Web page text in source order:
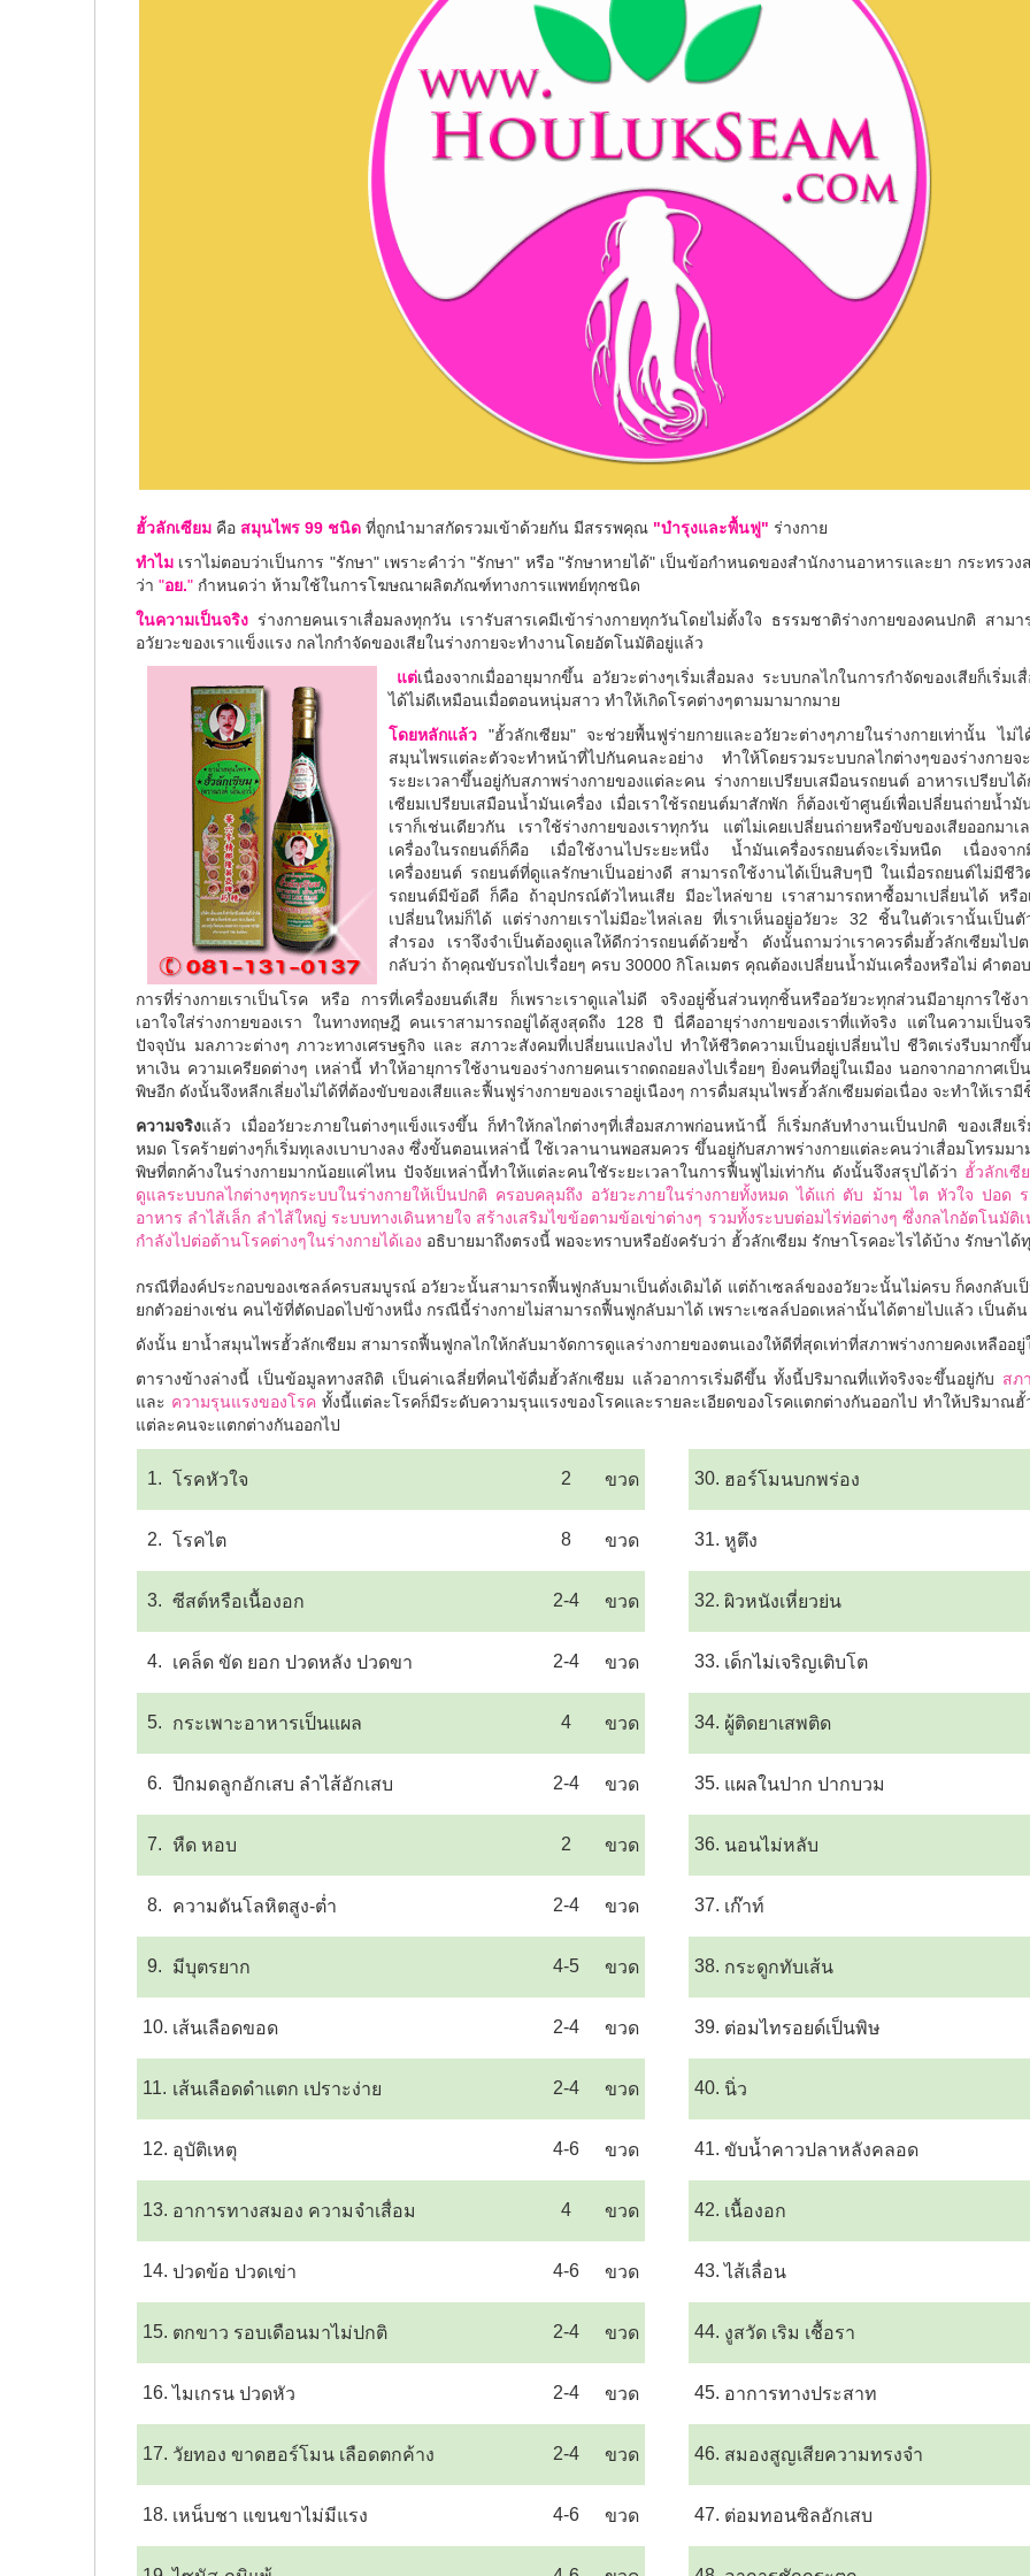
ฮั้วลักเซียม คือ สมุนไพร 99 ชนิด ที่ถูกนำมาสกัดรวมเข้าด้วยกัน มีสรรพคุณ "บำรุงและพื้นฟู" ร่างกาย
ทำไม เราไม่ตอบว่าเป็นการ "รักษา" เพราะคำว่า "รักษา" หรือ "รักษาหายได้" เป็นข้อกำหนดของสำนักงานอาหารและยา กระทรวง
ว่า "อย." กำหนดว่า ห้ามใช้ในการโฆษณาผลิตภัณฑ์ทางการแพทย์ทุกชนิด
ในความเป็นจริง ร่างกายคนเราเสื่อมลงทุกวัน เรารับสารเคมีเข้าร่างกายทุกวันโดยไม่ตั้งใจ ธรรมชาติร่างกายของคนปกติ สามา
อวัยวะของเราแข็งแรง กลไกกำจัดของเสียในร่างกายจะทำงานโดยอัตโนมัติอยู่แล้ว
แต่เนื่องจากเมื่ออายุมากขึ้น อวัยวะต่างๆเริ่มเสื่อมลง ระบบกลไกในการกำจัดของเสียก็เริ่ม
ได้ไม่ดีเหมือนเมื่อตอนหนุ่มสาว ทำให้เกิดโรคต่างๆตามมามากมาย
โดยหลักแล้ว "ฮั้วลักเซียม" จะช่วยพื้นฟูร่ายกายและอวัยวะต่างๆภายในร่างกายเท่านั้น ไม่
สมุนไพรแต่ละตัวจะทำหน้าที่ไปกันคนละอย่าง ทำให้โดยรวมระบบกลไกต่างๆของร่างกาย
ระยะเวลาขึ้นอยู่กับสภาพร่างกายของแต่ละคน ร่างกายเปรียบเสมือนรถยนต์ อาหารเปรียบไ
เซียมเปรียบเสมือนน้ำมันเครื่อง เมื่อเราใช้รถยนต์มาสักพัก ก็ต้องเข้าศูนย์เพื่อเปลี่ยนถ่ายน้ำมั
เราก็เช่นเดียวกัน เราใช้ร่างกายของเราทุกวัน แต่ไม่เคยเปลี่ยนถ่ายหรือขับของเสียออกมา
เครื่องในรถยนต์ก็คือ เมื่อใช้งานไประยะหนึ่ง น้ำมันเครื่องรถยนต์จะเริ่มหนืด เนื่องจาก
เครื่องยนต์ รถยนต์ที่ดูแลรักษาเป็นอย่างดี สามารถใช้งานได้เป็นสิบๆปี ในเมื่อรถยนต์ไม่มีชี
รถยนต์มีข้อดี ก็คือ ถ้าอุปกรณ์ตัวไหนเสีย มีอะไหล่ขาย เราสามารถหาซื้อมาเปลี่ยนได้ หรือ
เปลี่ยนใหม่ก็ได้ แต่ร่างกายเราไม่มีอะไหล่เลย ที่เราเห็นอยู่อวัยวะ 32 ชิ้นในตัวเรานั้นเป็น
สำรอง เราจึงจำเป็นต้องดูแลให้ดีกว่ารถยนต์ด้วยซ้ำ ดังนั้นถามว่าเราควรดื่มฮั้วลักเซียมไ
กลับว่า ถ้าคุณขับรถไปเรื่อยๆ ครบ 30000 กิโลเมตร คุณต้องเปลี่ยนน้ำมันเครื่องหรือไม่ คำต
การที่ร่างกายเราเป็นโรค หรือ การที่เครื่องยนต์เสีย ก็เพราะเราดูแลไม่ดี จริงอยู่ชิ้นส่วนทุกชิ้นหรืออวัยวะทุกส่วนมีอายุการใช้
เอาใจใส่ร่างกายของเรา ในทางทฤษฎี คนเราสามารถอยู่ได้สูงสุดถึง 128 ปี นี่คืออายุร่างกายของเราที่แท้จริง แต่ในความเป็น
ปัจจุบัน มลภาวะต่างๆ ภาวะทางเศรษฐกิจ และ สภาวะสังคมที่เปลี่ยนแปลงไป ทำให้ชีวิตความเป็นอยู่เปลี่ยนไป ชีวิตเร่งรีบมาก
หาเงิน ความเครียดต่างๆ เหล่านี้ ทำให้อายุการใช้งานของร่างกายคนเราถดถอยลงไปเรื่อยๆ ยิ่งคนที่อยู่ในเมือง นอกจากอากาศเ
พิษอีก ดังนั้นจึงหลีกเลี่ยงไม่ได้ที่ต้องขับของเสียและฟื้นฟูร่างกายของเราอยู่เนืองๆ การดื่มสมุนไพรฮั้วลักเซียมต่อเนื่อง จะทำให้เรา
ความจริงแล้ว เมื่ออวัยวะภายในต่างๆแข็งแรงขึ้น ก็ทำให้กลไกต่างๆที่เสื่อมสภาพก่อนหน้านี้ ก็เริ่มกลับทำงานเป็นปกติ ของเสียเ
หมด โรคร้ายต่างๆก็เริ่มทุเลงเบาบางลง ซึ่งขั้นตอนเหล่านี้ ใช้เวลานานพอสมควร ขึ้นอยู่กับสภาพร่างกายแต่ละคนว่าเสื่อมโทรมม
พิษที่ตกค้างในร่างกายมากน้อยแค่ไหน ปัจจัยเหล่านี้ทำให้แต่ละคนใชัระยะเวลาในการฟื้นฟูไม่เท่ากัน ดังนั้นจึงสรุปได้ว่า ฮั้วลักเซี
ดูแลระบบกลไกต่างๆทุกระบบในร่างกายให้เป็นปกติ ครอบคลุมถึง อวัยวะภายในร่างกายทั้งหมด ได้แก่ ตับ ม้าม ไต หัวใจ ปอด
อาหาร ลำไส้เล็ก ลำไส้ใหญ่ ระบบทางเดินหายใจ สร้างเสริมไขข้อตามข้อเข่าต่างๆ รวมทั้งระบบต่อมไร่ท่อต่างๆ ซึ่งกลไกอัตโนมัติ
กำลังไปต่อต้านโรคต่างๆในร่างกายได้เอง อธิบายมาถึงตรงนี้ พอจะทราบหรือยังครับว่า ฮั้วลักเซียม รักษาโรคอะไรได้บ้าง รักษาได้
กรณีที่องค์ประกอบของเซลล์ครบสมบูรณ์ อวัยวะนั้นสามารถฟื้นฟูกลับมาเป็นดั่งเดิมได้ แต่ถ้าเซลล์ของอวัยวะนั้นไม่ครบ ก็คงกลับเป็
ยกตัวอย่างเช่น คนไข้ที่ตัดปอดไปข้างหนึ่ง กรณีนี้ร่างกายไม่สามารถฟื้นฟูกลับมาได้ เพราะเซลล์ปอดเหล่านั้นได้ตายไปแล้ว เป็นต้
ดังนั้น ยาน้ำสมุนไพรฮั้วลักเซียม สามารถฟื้นฟูกลไกให้กลับมาจัดการดูแลร่างกายของตนเองให้ดีที่สุดเท่าที่สภาพร่างกายคงเหลือ
ตารางข้างล่างนี้ เป็นข้อมูลทางสถิติ เป็นค่าเฉลี่ยที่คนไข้ดื่มฮั้วลักเซียม แล้วอาการเริ่มดีขึ้น ทั้งนี้ปริมาณที่แท้จริงจะขึ้นอยู่กับ สภ
และ ความรุนแรงของโรค ทั้งนี้แต่ละโรคก็มีระดับความรุนแรงของโรคและรายละเอียดของโรคแตกต่างกันออกไป ทำให้ปริมาณฮั้
แต่ละคนจะแตกต่างกันออกไป
1. โรคหัวใจ 2 ขวด
2. โรคไต 8 ขวด
3. ซีสต์หรือเนื้องอก 2-4 ขวด
4. เคล็ด ขัด ยอก ปวดหลัง ปวดขา 2-4 ขวด
5. กระเพาะอาหารเป็นแผล 4 ขวด
6. ปีกมดลูกอักเสบ ลำไส้อักเสบ 2-4 ขวด
7. หืด หอบ 2 ขวด
8. ความดันโลหิตสูง-ต่ำ 2-4 ขวด
9. มีบุตรยาก 4-5 ขวด
10. เส้นเลือดขอด 2-4 ขวด
11. เส้นเลือดดำแตก เปราะง่าย 2-4 ขวด
12. อุบัติเหตุ 4-6 ขวด
13. อาการทางสมอง ความจำเสื่อม 4 ขวด
14. ปวดข้อ ปวดเข่า 4-6 ขวด
15. ตกขาว รอบเดือนมาไม่ปกติ 2-4 ขวด
16. ไมเกรน ปวดหัว 2-4 ขวด
17. วัยทอง ขาดฮอร์โมน เลือดตกค้าง 2-4 ขวด
18. เหน็บชา แขนขาไม่มีแรง 4-6 ขวด
30. ฮอร์โมนบกพร่อง
31. หูตึง
32. ผิวหนังเหี่ยวย่น
33. เด็กไม่เจริญเติบโต
34. ผู้ติดยาเสพติด
35. แผลในปาก ปากบวม
36. นอนไม่หลับ
37. เก๊าท์
38. กระดูกทับเส้น
39. ต่อมไทรอยด์เป็นพิษ
40. นิ่ว
41. ขับน้ำคาวปลาหลังคลอด
42. เนื้องอก
43. ไส้เลื่อน
44. งูสวัด เริม เชื้อรา
45. อาการทางประสาท
46. สมองสูญเสียความทรงจำ
47. ต่อมทอนซิลอักเสบ